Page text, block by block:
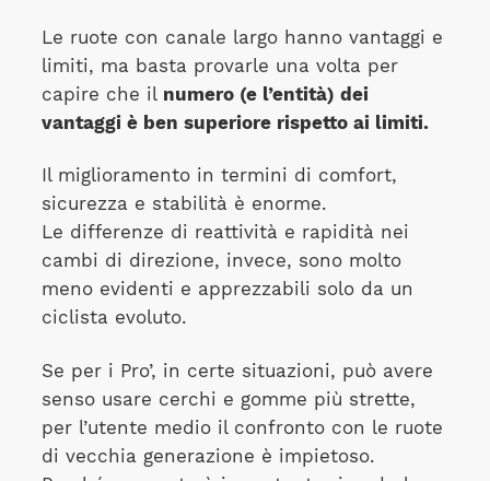
Le ruote con canale largo hanno vantaggi e
limiti, ma basta provarle una volta per
capire che il numero (e l’entità) dei
vantaggi è ben superiore rispetto ai limiti.
Il miglioramento in termini di comfort,
sicurezza e stabilità è enorme.
Le differenze di reattività e rapidità nei
cambi di direzione, invece, sono molto
meno evidenti e apprezzabili solo da un
ciclista evoluto.
Se per i Pro’, in certe situazioni, può avere
senso usare cerchi e gomme più strette,
per l’utente medio il confronto con le ruote
di vecchia generazione è impietoso.